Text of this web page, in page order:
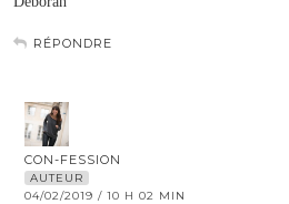
RÉPONDRE
CON-FESSION
AUTEUR
04/02/2019 / 10 H 02 MIN